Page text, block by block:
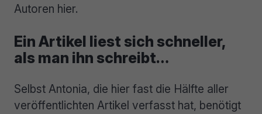
Autoren hier.
Ein Artikel liest sich schneller,
als man ihn schreibt…
Selbst Antonia, die hier fast die Hälfte aller
veröffentlichten Artikel verfasst hat, benötigt